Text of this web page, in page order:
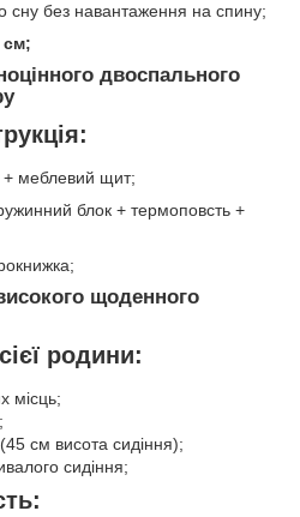
сну без навантаження на спину;
см;
двоспального
меблевий щит;
блок + термоповсть +
щоденного
родини:
місць;
см висота сидіння);
сидіння;